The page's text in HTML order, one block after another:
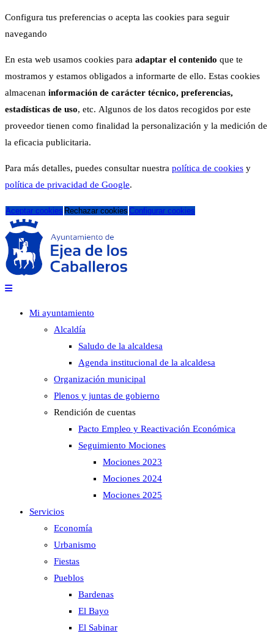
Configura tus preferencias o acepta las cookies para seguir
navegando
En esta web usamos cookies para adaptar el contenido que te
mostramos y estamos obligados a informarte de ello. Estas cookies
almacenan información de carácter técnico, preferencias,
estadísticas de uso, etc. Algunos de los datos recogidos por este
proveedor tienen como finalidad la personalización y la medición de
la eficacia publicitaria.
Para más detalles, puedes consultar nuestra política de cookies y
política de privacidad de Google.
Aceptar cookies Rechazar cookies Configurar cookies
Mi ayuntamiento
Alcaldía
Saludo de la alcaldesa
Agenda institucional de la alcaldesa
Organización municipal
Plenos y juntas de gobierno
Rendición de cuentas
Pacto Empleo y Reactivación Económica
Seguimiento Mociones
Mociones 2023
Mociones 2024
Mociones 2025
Servicios
Economía
Urbanismo
Fiestas
Pueblos
Bardenas
El Bayo
El Sabinar